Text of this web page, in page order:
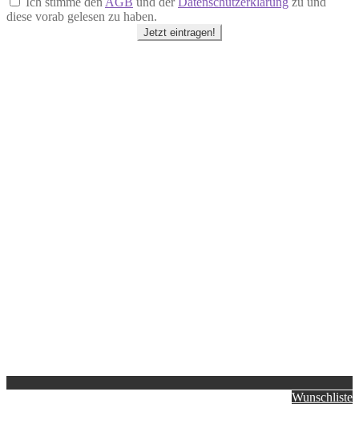
diese vorab gelesen zu haben.
Jetzt eintragen!
Wunschliste